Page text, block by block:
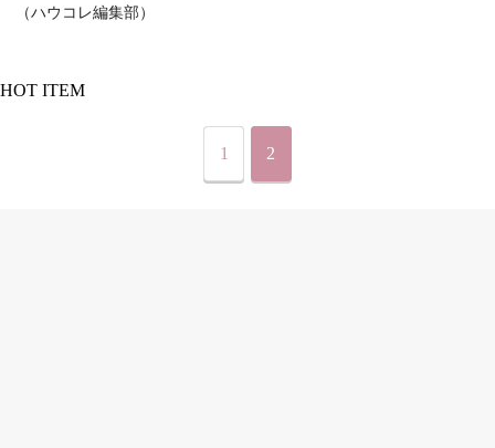
（ハウコレ編集部）
HOT ITEM
1 2